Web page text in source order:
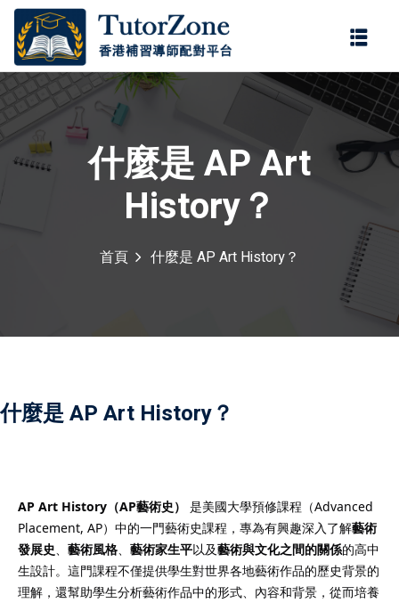
什麼是 AP Art
History？
首頁 什麼是 AP Art History？
什麼是 AP Art History？
AP Art History（AP藝術史）
是美國大學預修課程（Advanced
Placement, AP）中的一門藝術史課程，專為有興趣深入了解藝術
發展史、 藝術風格、 藝術家生平以及藝術與文化之間的關係的高中
生設計。這門課程不僅提供學生對世界各地藝術作品的歷史背景的
理解，還幫助學生分析藝術作品中的形式、內容和背景，從而培養
登錄
忘記密碼?